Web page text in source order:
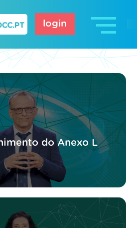
login
do Anexo L